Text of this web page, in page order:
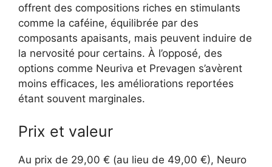
offrent des compositions riches en stimulants
comme la caféine, équilibrée par des
composants apaisants, mais peuvent induire de
la nervosité pour certains. À l’opposé, des
options comme Neuriva et Prevagen s’avèrent
moins efficaces, les améliorations reportées
étant souvent marginales.
Prix et valeur
Au prix de 29,00 € (au lieu de 49,00 €), Neuro